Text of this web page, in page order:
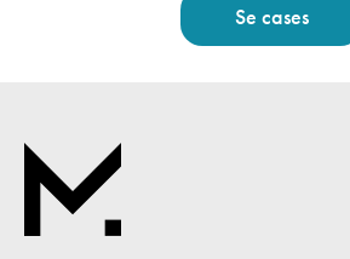
Se cases